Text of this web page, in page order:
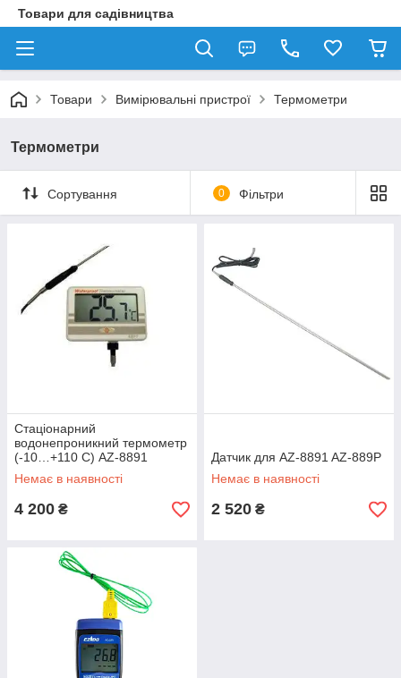
Товари для садівництва
Товари Вимірювальні пристрої Термометри
Термометри
Сортування 0 Фільтри
Стаціонарний
водонепроникний термометр
(-10…+110 С) AZ-8891
Немає в наявності
4 200 ₴
Датчик для AZ-8891 AZ-889P
Немає в наявності
2 520 ₴